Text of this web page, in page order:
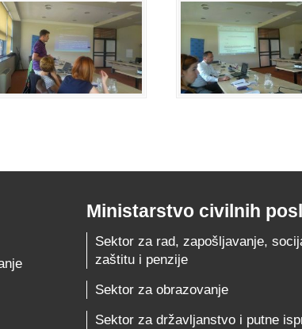
Ministarstvo civilnih
Sektor za rad, zapošljavanje,
zaštitu i penzije
Sektor za obrazovanje
Sektor za državljanstvo i putne